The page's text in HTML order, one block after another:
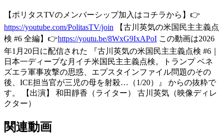
【ポリタスTVのメンバーシップ加入はコチラから】👉
https://youtube.com/PolitasTV/join 【古川英気の米国民主主義点
検 #6 全編】👉https://youtu.be/8WxG9IxAPoI この動画は2026
年1月20日に配信された 『古川英気の米国民主主義点検 #6｜
日本一ディープな月イチ米国民主主義点検。トランプ ベネ
ズエラ軍事攻撃の思惑、エプスタインファイル問題のその
後、ICE担当官が三児の母を射殺…（1/20）』 からの抜粋で
す。 【出演】 和田靜香（ライター） 古川英気（映像ディレ
クター）
関連動画